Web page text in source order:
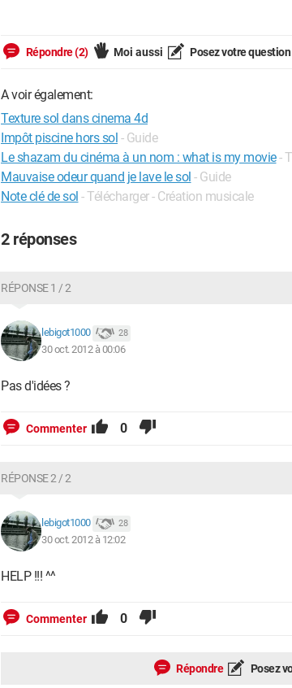
Répondre (2) Moi aussi Posez votre question
A voir également:
Texture sol dans cinema 4d
Impôt piscine hors sol - Guide
Le shazam du cinéma à un nom : what is my movie-
Mauvaise odeur quand je lave le sol - Guide
Note clé de sol - Télécharger - Création musicale
2 réponses
RÉPONSE 1 / 2
lebigot1000 28
30 oct. 2012 à 00:06
Pas d'idées ?
Commenter 0
RÉPONSE 2 / 2
lebigot1000 28
30 oct. 2012 à 12:02
HELP !!! ^^
Commenter 0
Répondre Posez